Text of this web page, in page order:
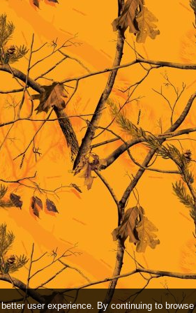
user experience. By continuing to